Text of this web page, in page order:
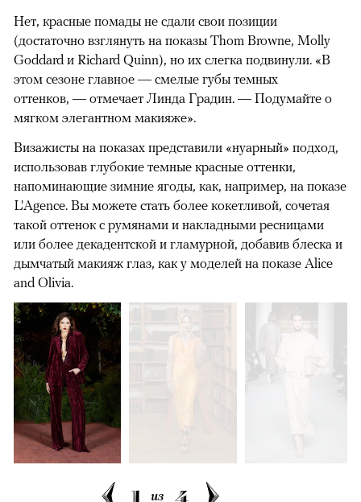
Нет, красные помады не сдали свои позиции
(достаточно взглянуть на показы Thom Browne, Molly
Goddard и Richard Quinn), но их слегка подвинули. «В
этом сезоне главное — смелые губы темных
оттенков, — отмечает Линда Градин. — Подумайте о
мягком элегантном макияже».
Визажисты на показах представили «нуарный» подход,
использовав глубокие темные красные оттенки,
напоминающие зимние ягоды, как, например, на показе
L'Agence. Вы можете стать более кокетливой, сочетая
такой оттенок с румянами и накладными ресницами
или более декадентской и гламурной, добавив блеска и
дымчатый макияж глаз, как у моделей на показе Alice
and Olivia.
из